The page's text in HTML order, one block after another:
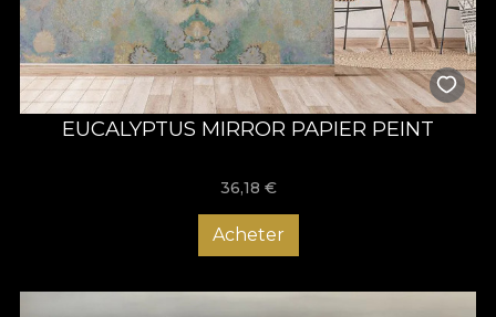
EUCALYPTUS MIRROR PAPIER PEINT
36,18 €
Acheter